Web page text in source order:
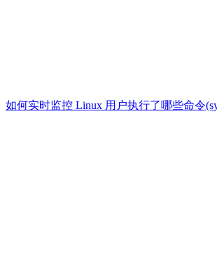
如何实时监控 Linux 用户执行了哪些命令